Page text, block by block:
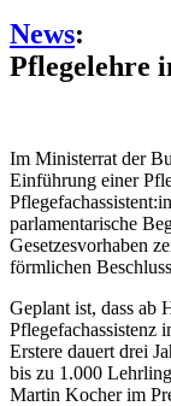
News:
Pflegelehre
Im Ministerrat der
Einführung einer
parlamentarische
Gesetzesvorhaben
förmlichen
Geplant ist, dass ab
Pflegefachassistenz
Erstere dauert drei
bis zu 1.000
Martin Kocher im